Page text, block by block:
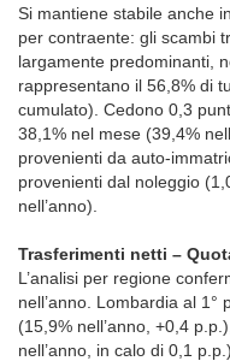
Si mantiene stabile anche
per contraente: gli scambi
largamente predominanti,
rappresentano il 56,8% di
cumulato). Cedono 0,3
38,1% nel mese (39,4%
provenienti da auto-
provenienti dal noleggio
nell’anno).
Trasferimenti netti –
L’analisi per regione
nell’anno. Lombardia al
(15,9% nell’anno, +0,4
nell’anno, in calo di 0,1